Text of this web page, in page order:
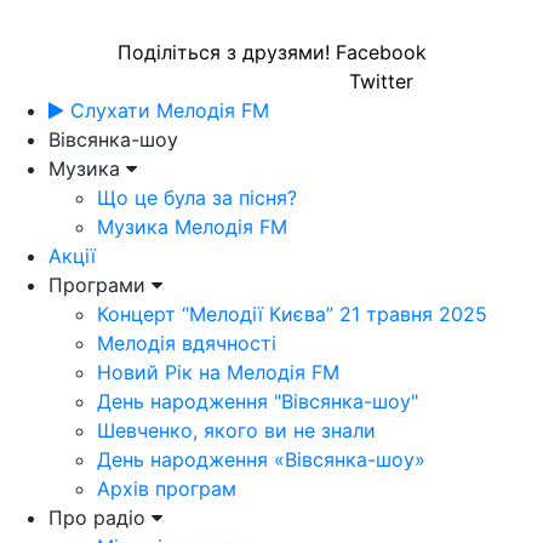
Поділіться з друзями! Facebook
Twitter
Слухати Мелодія FM
Вівсянка-шоу
Музика
Що це була за пісня?
Музика Мелодія FM
Акції
Програми
Концерт “Мелодії Києва” 21 травня 2025
Мелодія вдячності
Новий Рік на Мелодія FM
День народження "Вівсянка-шоу"
Шевченко, якого ви не знали
День народження «Вівсянка-шоу»
Архів програм
Про радіо